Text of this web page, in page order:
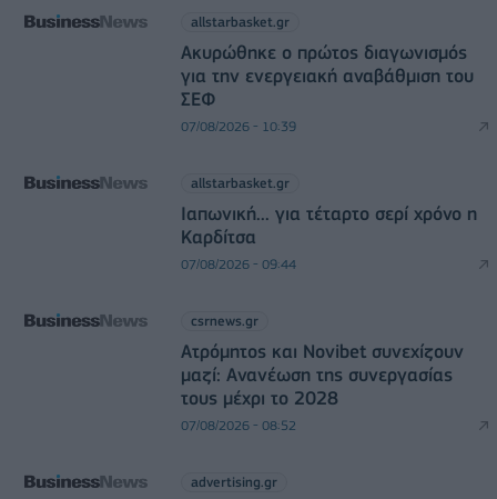
allstarbasket.gr
Ακυρώθηκε ο πρώτος διαγωνισμός
για την ενεργειακή αναβάθμιση του
ΣΕΦ
07/08/2026 - 10:39
allstarbasket.gr
Ιαπωνική... για τέταρτο σερί χρόνο η
Καρδίτσα
07/08/2026 - 09:44
csrnews.gr
Ατρόμητος και Novibet συνεχίζουν
μαζί: Ανανέωση της συνεργασίας
τους μέχρι το 2028
07/08/2026 - 08:52
advertising.gr